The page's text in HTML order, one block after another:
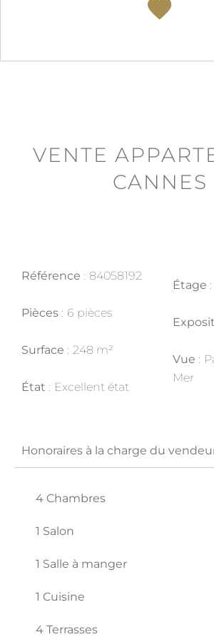
VENTE
CANNES
Référence 84058192
Pièces 6 pièces
Surface 248 m²
État Excellent état
Étage
Vue
Mer
Honoraires à la charge du
4 Chambres
1 Salon
1 Salle à manger
1 Cuisine
4 Terrasses